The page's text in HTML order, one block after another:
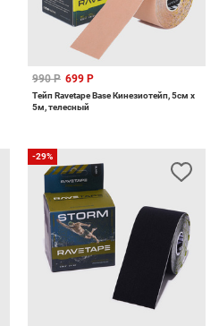
990 Р 699 Р
Тейп Ravetape Base Кинезиотейп, 5см x
5м, телесный
-29%